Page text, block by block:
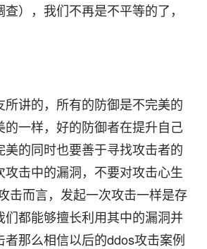
），我们不再是不平等的了，
所讲的，所有的防御是不完美的
的一样，好的防御者在提升自己
美的同时也要善于寻找攻击者的
攻击中的漏洞，不要对攻击心生
击而言，发起一次攻击一样是存
都能够擅长利用其中的漏洞并
者那么相信以后的ddos攻击案例